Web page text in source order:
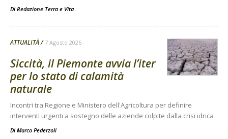
Di Redazione Terra e Vita
ATTUALITÀ 7 Agosto 2026
Siccità, il Piemonte avvia l’iter
per lo stato di calamità
naturale
Incontri tra Regione e Ministero dell'Agricoltura per definire
interventi urgenti a sostegno delle aziende colpite dalla crisi idrica
Di Marco Pederzoli